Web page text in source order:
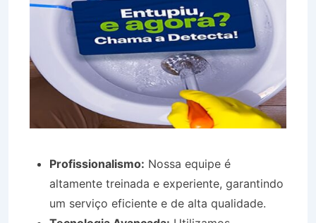
Profissionalismo: Nossa equipe é
altamente treinada e experiente, garantindo
um serviço eficiente e de alta qualidade.